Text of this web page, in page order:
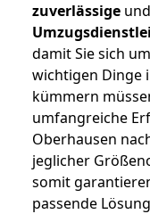
zuverlässige und
damit Sie sich
wichtigen Dinge
kümmern
umfangreiche
Oberhausen
jeglicher
somit
passende